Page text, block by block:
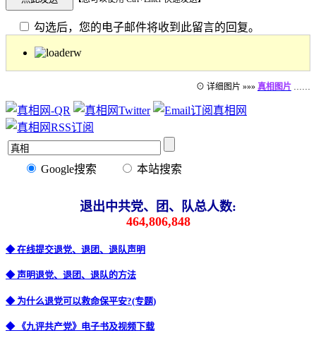
勾选后，您的电子邮件将收到此留言的回复。
⊙ 详细图片 »»» 真相图片 ……
Google搜索 本站搜索
退出中共党、团、队总人数:
464,806,848
◆ 在线提交退党、退团、退队声明
◆ 声明退党、退团、退队的方法
◆ 为什么退党可以救命保平安?(专题)
◆ 《九评共产党》电子书及视频下载